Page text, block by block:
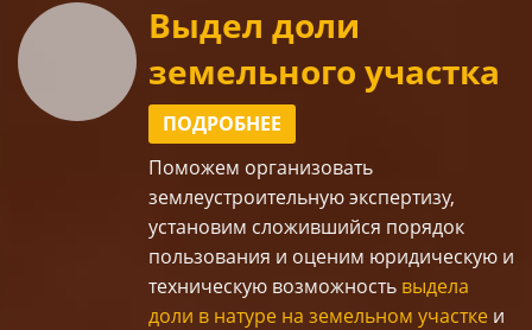
Выдел доли
земельного участка
ПОДРОБНЕЕ
Поможем организовать
землеустроительную экспертизу,
установим сложившийся порядок
пользования и оценим юридическую и
техническую возможность выдела
доли в натуре на земельном участке и